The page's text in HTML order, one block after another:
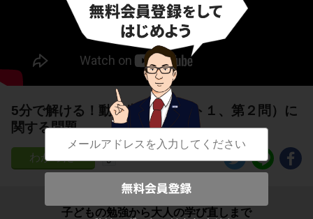
5分で解ける！動物生理（テスト１、第２問）に
関する問題
9
子どもの勉強から大人の学び直しまで